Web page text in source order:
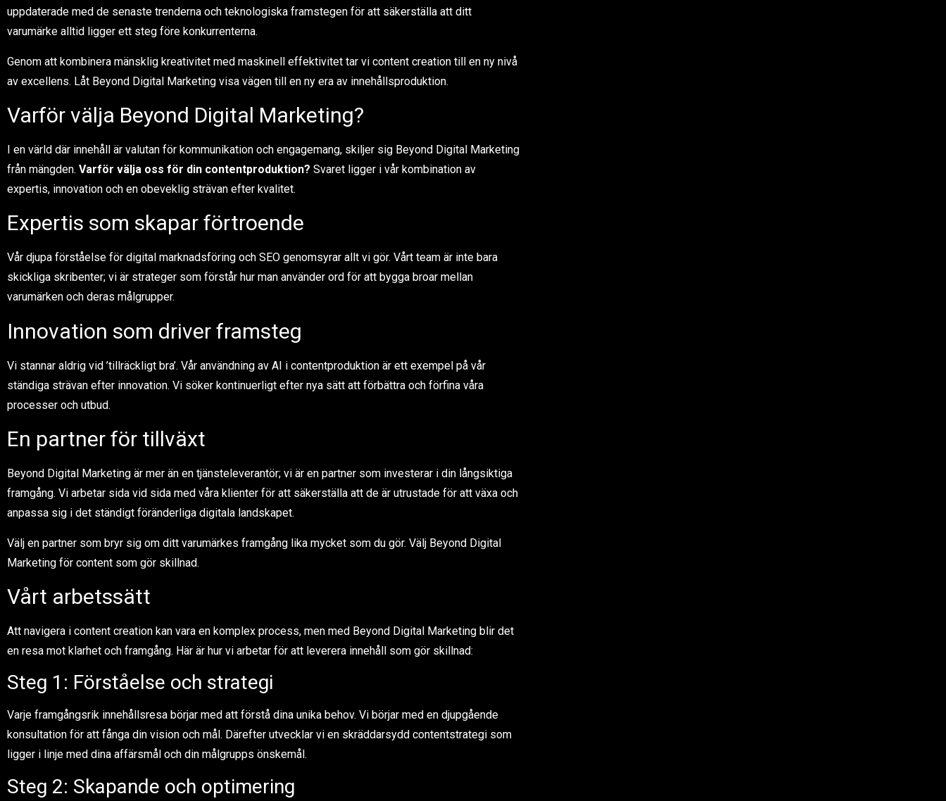
uppdaterade med de senaste trenderna och teknologiska framstegen för att säkerställa att ditt
varumärke alltid ligger ett steg före konkurrenterna.
Genom att kombinera mänsklig kreativitet med maskinell effektivitet tar vi content creation till en ny nivå
av excellens. Låt Beyond Digital Marketing visa vägen till en ny era av innehållsproduktion.
Varför välja Beyond Digital Marketing?
I en värld där innehåll är valutan för kommunikation och engagemang, skiljer sig Beyond Digital Marketing
från mängden. Varför välja oss för din contentproduktion? Svaret ligger i vår kombination av
expertis, innovation och en obeveklig strävan efter kvalitet.
Expertis som skapar förtroende
Vår djupa förståelse för digital marknadsföring och SEO genomsyrar allt vi gör. Vårt team är inte bara
skickliga skribenter; vi är strateger som förstår hur man använder ord för att bygga broar mellan
varumärken och deras målgrupper.
Innovation som driver framsteg
Vi stannar aldrig vid ’tillräckligt bra’. Vår användning av AI i contentproduktion är ett exempel på vår
ständiga strävan efter innovation. Vi söker kontinuerligt efter nya sätt att förbättra och förfina våra
processer och utbud.
En partner för tillväxt
Beyond Digital Marketing är mer än en tjänsteleverantör; vi är en partner som investerar i din långsiktiga
framgång. Vi arbetar sida vid sida med våra klienter för att säkerställa att de är utrustade för att växa och
anpassa sig i det ständigt föränderliga digitala landskapet.
Välj en partner som bryr sig om ditt varumärkes framgång lika mycket som du gör. Välj Beyond Digital
Marketing för content som gör skillnad.
Vårt arbetssätt
Att navigera i content creation kan vara en komplex process, men med Beyond Digital Marketing blir det
en resa mot klarhet och framgång. Här är hur vi arbetar för att leverera innehåll som gör skillnad:
Steg 1: Förståelse och strategi
Varje framgångsrik innehållsresa börjar med att förstå dina unika behov. Vi börjar med en djupgående
konsultation för att fånga din vision och mål. Därefter utvecklar vi en skräddarsydd contentstrategi som
ligger i linje med dina affärsmål och din målgrupps önskemål.
Steg 2: Skapande och optimering